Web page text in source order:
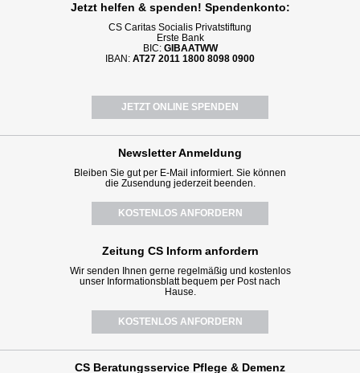
Jetzt helfen & spenden! Spendenkonto:
CS Caritas Socialis Privatstiftung
Erste Bank
BIC: GIBAATWW
IBAN: AT27 2011 1800 8098 0900
JETZT ONLINE SPENDEN
NewsletterAnmeldung
Bleiben Sie gut per E-Mail informiert. Sie können
die Zusendung jederzeit beenden.
KOSTENLOS ANFORDERN
Zeitung CS Inform anfordern
Wir senden Ihnen gerne regelmäßig und kostenlos
unser Informationsblatt bequem per Post nach
Hause.
KOSTENLOS ANFORDERN
CS Beratungsservice Pflege & Demenz